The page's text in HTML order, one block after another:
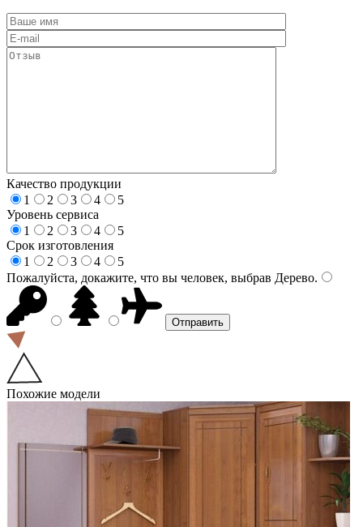
Качество продукции
1
2 3 4
5
Уровень сервиса
1
2 3 4
5
Срок изготовления
1
2 3 4
5
Пожалуйста, докажите, что вы человек, выбрав Дерево.
Похожие модели